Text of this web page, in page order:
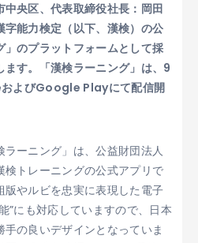
央区、代表取締役社長：岡田
能力検定（以下、漢検）の公
のプラットフォームとして採
す。「漢検ラーニング」は、9
よびGoogle Playにて配信開
ーニング」は、公益財団法人
検トレーニングの公式アプリで
やルビを忠実に表現した電子
”にも対応していますので、日本
の良いデザインとなっていま